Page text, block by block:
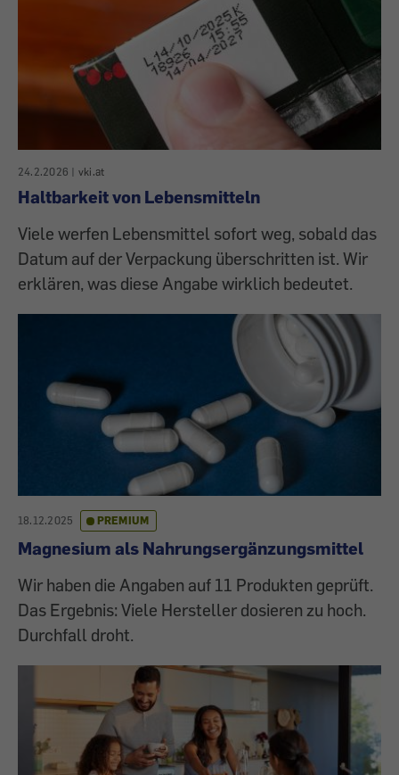
24.2.2026 | vki.at
Haltbarkeit von Lebensmitteln
Viele werfen Lebensmittel sofort weg, sobald das
Datum auf der Verpackung überschritten ist. Wir
erklären, was diese Angabe wirklich bedeutet.
18.12.2025 PREMIUM
Magnesium als Nahrungsergänzungsmittel
Wir haben die Angaben auf 11 Produkten geprüft.
Das Ergebnis: Viele Hersteller dosieren zu hoch.
Durchfall droht.